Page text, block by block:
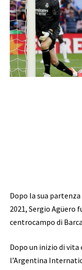
Dopo la sua
2021, Sergio Agüero
centrocampo di
Dopo un inizio di
l’Argentina